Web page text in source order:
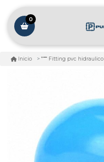
0
Inicio Fitting pvc hidraulico